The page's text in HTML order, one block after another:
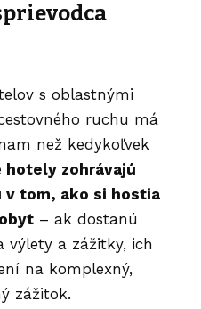
s oblastnými
ruchu má
než kedykoľvek
hotely zohrávajú
v tom, ako si hostia
– ak dostanú
výlety a zážitky, ich
na komplexný,
zážitok.